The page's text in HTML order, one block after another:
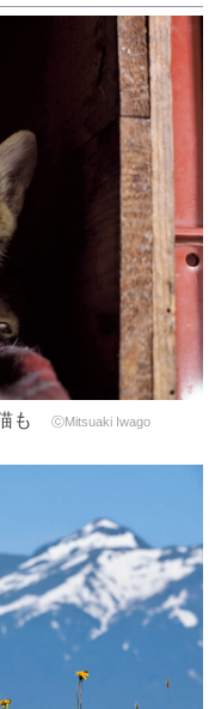
も ⓒMitsuaki Iwago